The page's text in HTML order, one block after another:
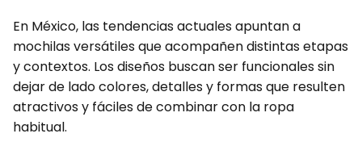
En México, las tendencias actuales apuntan a
mochilas versátiles que acompañen distintas etapas
y contextos. Los diseños buscan ser funcionales sin
dejar de lado colores, detalles y formas que resulten
atractivos y fáciles de combinar con la ropa
habitual.